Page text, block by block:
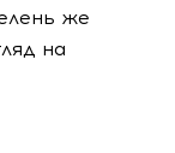
же
на